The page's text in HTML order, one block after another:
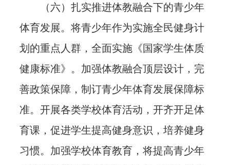
（六）扎实推进体教融合下的青少年
体育发展。将青少年作为实施全民健身计
划的重点人群，全面实施《国家学生体质
健康标准》。加强体教融合顶层设计，完
善政策保障，制订青少年体育发展保障标
准。开展各类学校体育活动，开齐开足体
育课，促进学生提高健身意识，培养健身
习惯。加强学校体育教育，将提高青少年